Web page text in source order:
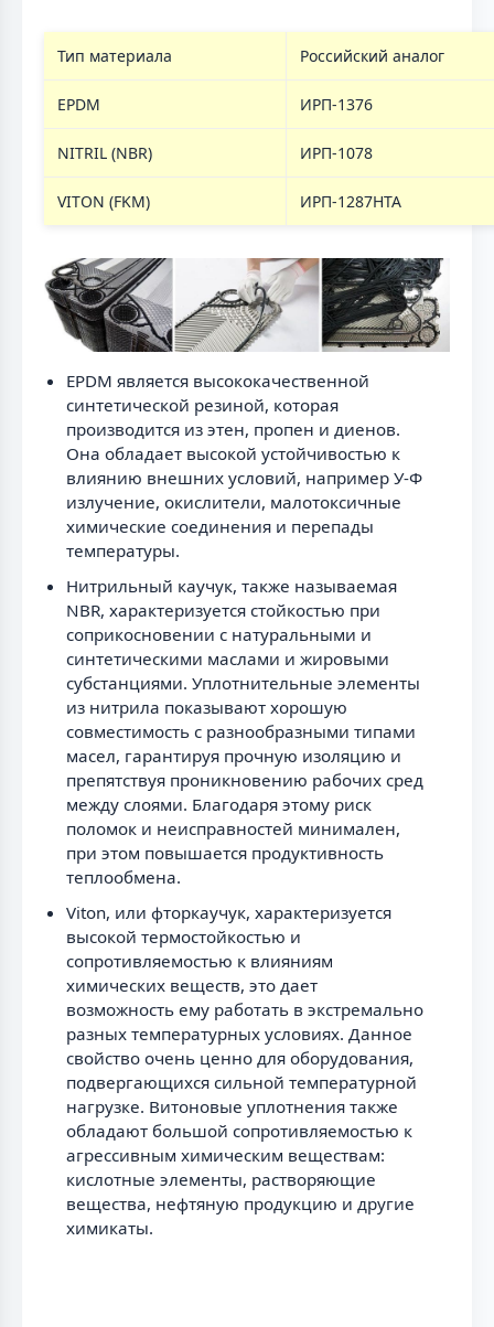
Тип материала Российский аналог
EPDM ИРП-1376
NITRIL (NBR) ИРП-1078
VITON (FKM) ИРП-1287НТА
EPDM является высококачественной
синтетической резиной, которая
производится из этен, пропен и диенов.
Она обладает высокой устойчивостью к
влиянию внешних условий, например У-Ф
излучение, окислители, малотоксичные
химические соединения и перепады
температуры.
Нитрильный каучук, также называемая
NBR, характеризуется стойкостью при
соприкосновении с натуральными и
синтетическими маслами и жировыми
субстанциями. Уплотнительные элементы
из нитрила показывают хорошую
совместимость с разнообразными типами
масел, гарантируя прочную изоляцию и
препятствуя проникновению рабочих сред
между слоями. Благодаря этому риск
поломок и неисправностей минимален,
при этом повышается продуктивность
теплообмена.
Viton, или фторкаучук, характеризуется
высокой термостойкостью и
сопротивляемостью к влияниям
химических веществ, это дает
возможность ему работать в экстремально
разных температурных условиях. Данное
свойство очень ценно для оборудования,
подвергающихся сильной температурной
нагрузке. Витоновые уплотнения также
обладают большой сопротивляемостью к
агрессивным химическим веществам:
кислотные элементы, растворяющие
вещества, нефтяную продукцию и другие
химикаты.